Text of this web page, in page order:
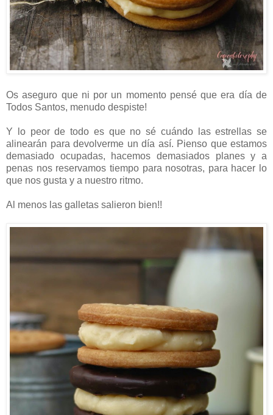
Os aseguro que ni por un momento pensé que era día de
Todos Santos, menudo despiste!
Y lo peor de todo es que no sé cuándo las estrellas se
alinearán para devolverme un día así. Pienso que estamos
demasiado ocupadas, hacemos demasiados planes y a
penas nos reservamos tiempo para nosotras, para hacer lo
que nos gusta y a nuestro ritmo.
Al menos las galletas salieron bien!!